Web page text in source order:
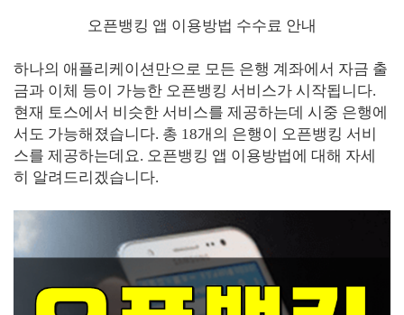
오픈뱅킹 앱 이용방법 수수료 안내
하나의 애플리케이션만으로 모든 은행 계좌에서 자금 출
금과 이체 등이 가능한 오픈뱅킹 서비스가 시작됩니다.
현재 토스에서 비슷한 서비스를 제공하는데 시중 은행에
서도 가능해졌습니다. 총 18개의 은행이 오픈뱅킹 서비
스를 제공하는데요. 오픈뱅킹 앱 이용방법에 대해 자세
히 알려드리겠습니다.